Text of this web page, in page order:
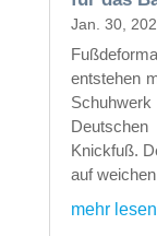
Jan. 30,
entstehen
Knickfuß.
auf
mehr